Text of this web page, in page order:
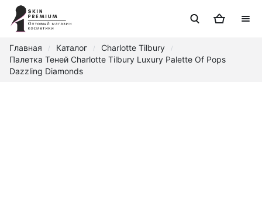
Главная / Каталог / Charlotte Tilbury /
Палетка Теней Charlotte Tilbury Luxury Palette Of Pops
Dazzling Diamonds